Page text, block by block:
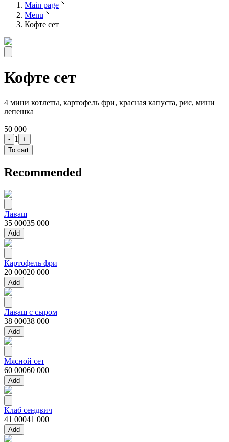
Main page
Menu
Кофте сет
Кофте сет
4 мини котлеты, картофель фри, красная капуста, рис, мини
лепешка
50 000
- 1
+
To cart
Recommended
Лаваш
35 00035 000
Add
Картофель фри
20 00020 000
Add
Лаваш с сыром
38 00038 000
Add
Мясной сет
60 00060 000
Add
Клаб сендвич
41 00041 000
Add